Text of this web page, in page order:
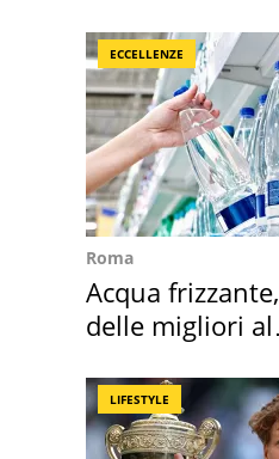
ECCELLENZE
Roma
Acqua
delle migliori al
LIFESTYLE